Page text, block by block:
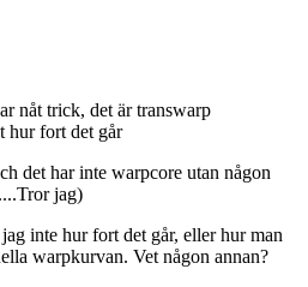
nåt trick, det är transwarp
hur fort det går
det har inte warpcore utan någon
jag)
inte hur fort det går, eller hur man
warpkurvan. Vet någon annan?